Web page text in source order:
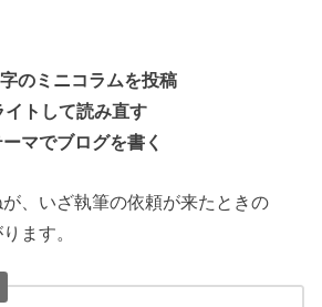
のミニコラムを投稿
イトして読み直す
マでブログを書く
、いざ執筆の依頼が来たときの
ます。